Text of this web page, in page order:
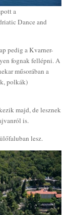
a
Dance and
pedig a Kvarner-
fognak fellépni. A
műsorában a
polkák)
majd, de lesznek
is.
lesz.